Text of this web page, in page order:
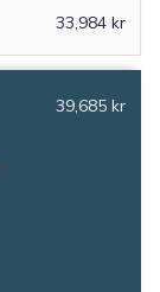
33,984 kr
39,685 kr